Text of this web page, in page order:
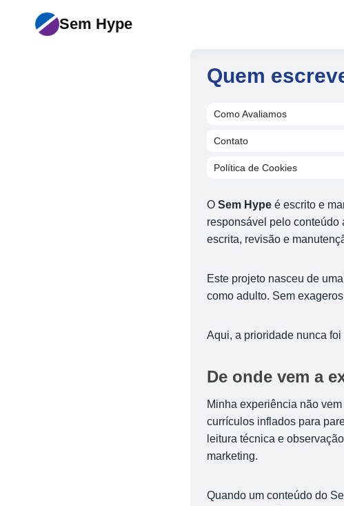
Sem Hype
Quem
Como Avaliamos
Contato
Política de Cookies
O Sem Hype é escrito e
responsável pelo
escrita, revisão e
Este projeto nasceu de
como adulto. Sem
Aqui, a prioridade nunca
De onde vem a
Minha experiência não
currículos inflados para
leitura técnica e
marketing.
Quando um conteúdo do